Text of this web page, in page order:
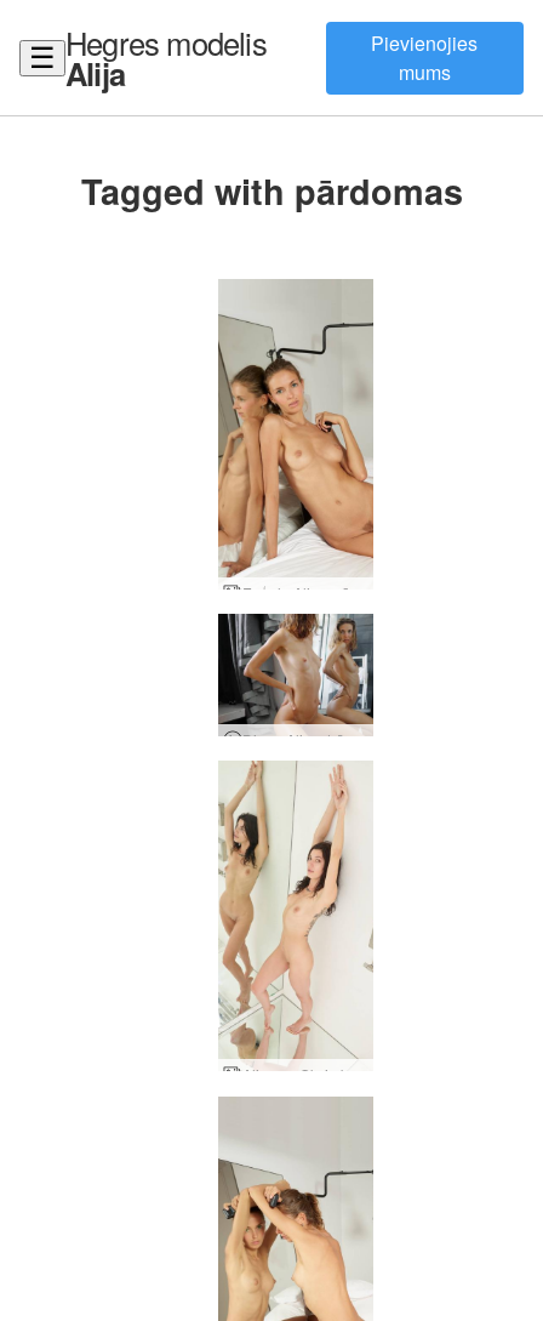
☰ Hegres modelis
Alija
Pievienojies
mums
Tagged with pārdomas
Diena Aljas dzīvē - paplašinātā versija